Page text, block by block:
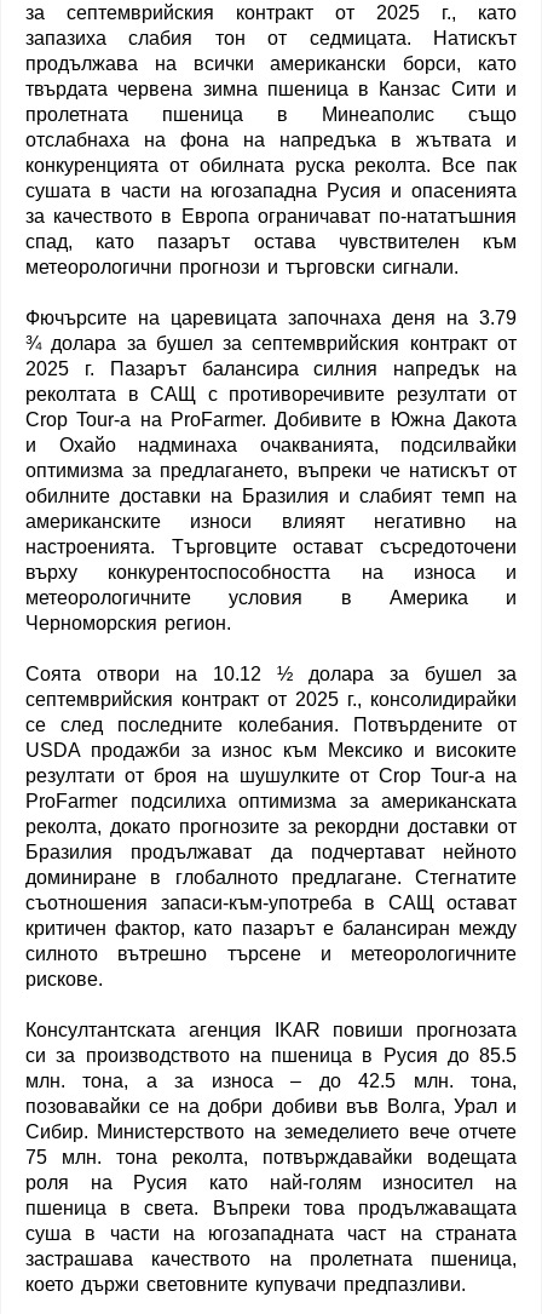
за септемврийския контракт от 2025 г., като
запазиха слабия тон от седмицата. Натискът
продължава на всички американски борси, като
твърдата червена зимна пшеница в Канзас Сити и
пролетната пшеница в Минеаполис също
отслабнаха на фона на напредъка в жътвата и
конкуренцията от обилната руска реколта. Все пак
сушата в части на югозападна Русия и опасенията
за качеството в Европа ограничават по-нататъшния
спад, като пазарът остава чувствителен към
метеорологични прогнози и търговски сигнали.
Фючърсите на царевицата започнаха деня на 3.79
¾ долара за бушел за септемврийския контракт от
2025 г. Пазарът балансира силния напредък на
реколтата в САЩ с противоречивите резултати от
Crop Tour-а на ProFarmer. Добивите в Южна Дакота
и Охайо надминаха очакванията, подсилвайки
оптимизма за предлагането, въпреки че натискът от
обилните доставки на Бразилия и слабият темп на
американските износи влияят негативно на
настроенията. Търговците остават съсредоточени
върху конкурентоспособността на износа и
метеорологичните условия в Америка и
Черноморския регион.
Соята отвори на 10.12 ½ долара за бушел за
септемврийския контракт от 2025 г., консолидирайки
се след последните колебания. Потвърдените от
USDA продажби за износ към Мексико и високите
резултати от броя на шушулките от Crop Tour-а на
ProFarmer подсилиха оптимизма за американската
реколта, докато прогнозите за рекордни доставки от
Бразилия продължават да подчертават нейното
доминиране в глобалното предлагане. Стегнатите
съотношения запаси-към-употреба в САЩ остават
критичен фактор, като пазарът е балансиран между
силното вътрешно търсене и метеорологичните
рискове.
Консултантската агенция IKAR повиши прогнозата
си за производството на пшеница в Русия до 85.5
млн. тона, а за износа – до 42.5 млн. тона,
позовавайки се на добри добиви във Волга, Урал и
Сибир. Министерството на земеделието вече отчете
75 млн. тона реколта, потвърждавайки водещата
роля на Русия като най-голям износител на
пшеница в света. Въпреки това продължаващата
суша в части на югозападната част на страната
застрашава качеството на пролетната пшеница,
което държи световните купувачи предпазливи.